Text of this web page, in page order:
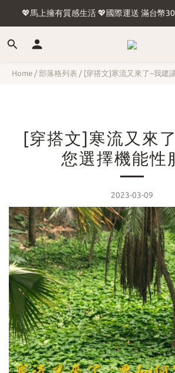
🍢台灣含外島滿1500免運🛫國際運送 滿台
💖馬上擁有質感生活 💖國際運送 滿台幣
🍢台灣含外島滿1500免運🛫國際運送 滿台
Home / 部落格列表 / [穿搭文]寒流又來了~我建
[穿搭文]寒流又來
您選擇機能性
2023-03-09